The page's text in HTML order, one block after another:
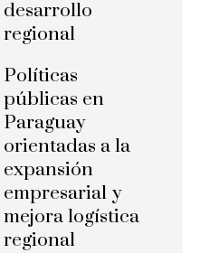
desarrollo
regional
Políticas
públicas en
Paraguay
orientadas a la
expansión
empresarial y
mejora logística
regional